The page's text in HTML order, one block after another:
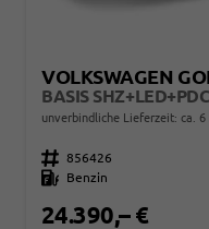
VOLKSWAGEN
BASIS
unverbindliche Lieferzeit: ca.
Fahrzeugnr. 856426
Kraftstoff
Benzin
24.390,– €